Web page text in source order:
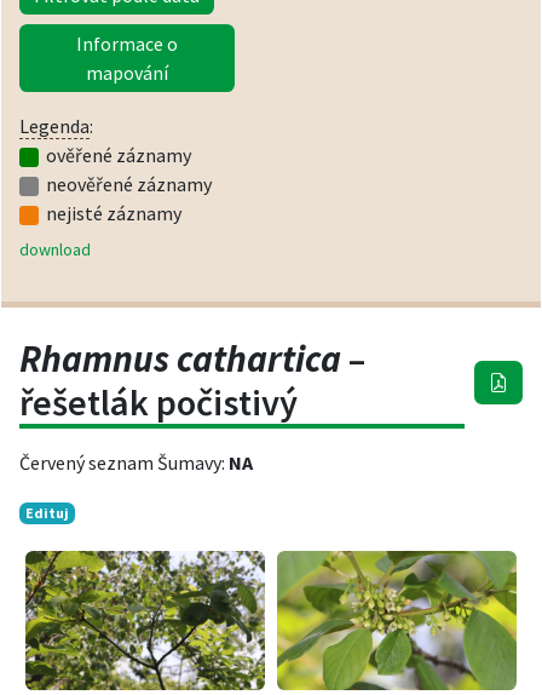
Informace o
mapování
Legenda:
ověřené záznamy
neověřené záznamy
nejisté záznamy
download
Rhamnus cathartica–
řešetlák počistivý
Červený seznam Šumavy: NA
Edituj